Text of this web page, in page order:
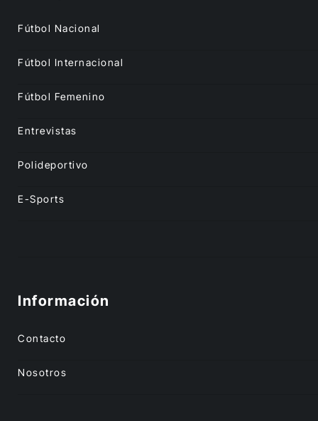
Fútbol Nacional
Fútbol Internacional
Fútbol Femenino
Entrevistas
Polideportivo
E-Sports
Información
Contacto
Nosotros